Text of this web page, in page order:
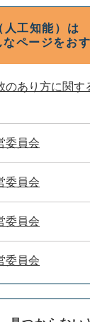
人工知能）は
なページをお
のあり方に関す
委員会
委員会
委員会
委員会